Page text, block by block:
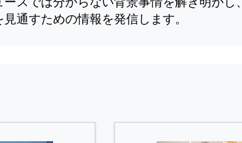
通すための情報を発信します。